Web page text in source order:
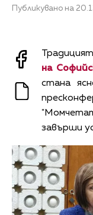
Публикувано на
на
стана
завърши